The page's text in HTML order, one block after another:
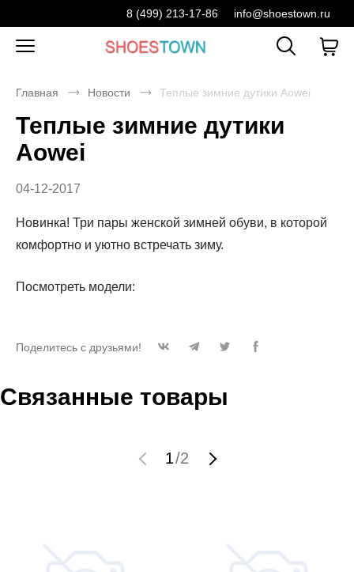
8 (499) 213-17-86 info@shoestown.ru
Главная Новости Теплые зимние дутики Aowei
Теплые зимние дутики
Aowei
04-12-2017
Новинка! Три пары женской зимней обуви, в которой
комфортно и уютно встречать зиму.
Посмотреть модели:
Поделитесь с друзьями!
Связанные товары
1/2